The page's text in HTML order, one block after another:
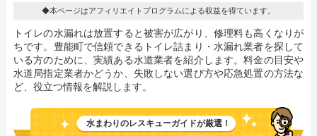
◆本ページはアフィリエイトプログラムによる収益を得ています。
トイレの水漏れは放置すると被害が広がり、修理料も高くなりが
ちです。豊能町で信頼できるトイレ詰まり・水漏れ業者を探して
いる方のために、実績ある水道業者を紹介します。料金の目安や
水道局指定業者かどうか、失敗しない選び方や応急処置の方法な
ど、役立つ情報を解説します。
水まわりのレスキューガイドが厳選！